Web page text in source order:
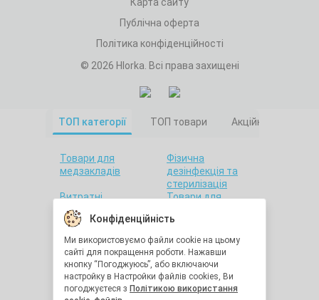
Публічна оферта
Політика конфіденційності
© 2026 Hlorka. Всі права захищені
Конфіденційність
Ми використовуємо файли cookie на цьому
сайті для покращення роботи. Нажавши
кнопку “Погоджуюсь”, або включаючи
настройку в Настройки файлів cookies, Ви
погоджуєтеся з Політикою використання
ТОП категорії ТОП товари Акційні товари
Товари для
медзакладів
Фізична
дезінфекція та
стерилізація
Витратні
матеріали
Товари для
Товари для дому
Санітарна гігієна
Товари для
стоматології
Товари для
лабораторій
Краса та здоров'я
Утилізація
медичних відходів
Засоби
Остання одиниця